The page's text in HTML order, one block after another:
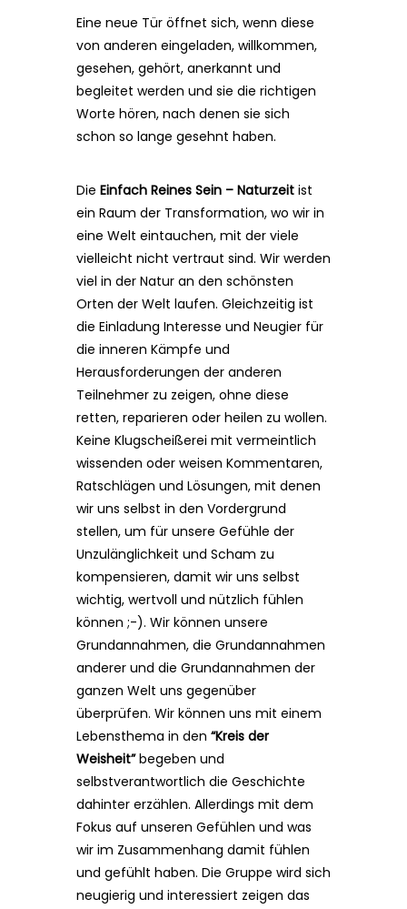
Eine neue Tür öffnet sich, wenn diese
von anderen eingeladen, willkommen,
gesehen, gehört, anerkannt und
begleitet werden und sie die richtigen
Worte hören, nach denen sie sich
schon so lange gesehnt haben.
Die Einfach Reines Sein – Naturzeit ist
ein Raum der Transformation, wo wir in
eine Welt eintauchen, mit der viele
vielleicht nicht vertraut sind. Wir werden
viel in der Natur an den schönsten
Orten der Welt laufen. Gleichzeitig ist
die Einladung Interesse und Neugier für
die inneren Kämpfe und
Herausforderungen der anderen
Teilnehmer zu zeigen, ohne diese
retten, reparieren oder heilen zu wollen.
Keine Klugscheißerei mit vermeintlich
wissenden oder weisen Kommentaren,
Ratschlägen und Lösungen, mit denen
wir uns selbst in den Vordergrund
stellen, um für unsere Gefühle der
Unzulänglichkeit und Scham zu
kompensieren, damit wir uns selbst
wichtig, wertvoll und nützlich fühlen
können ;-). Wir können unsere
Grundannahmen, die Grundannahmen
anderer und die Grundannahmen der
ganzen Welt uns gegenüber
überprüfen. Wir können uns mit einem
Lebensthema in den “Kreis der
Weisheit”begeben und
selbstverantwortlich die Geschichte
dahinter erzählen. Allerdings mit dem
Fokus auf unseren Gefühlen und was
wir im Zusammenhang damit fühlen
und gefühlt haben. Die Gruppe wird sich
neugierig und interessiert zeigen das